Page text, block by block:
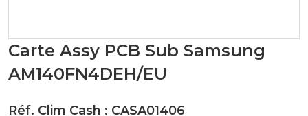
Carte Assy PCB Sub Samsung
AM140FN4DEH/EU
Réf. Clim Cash : CASA01406